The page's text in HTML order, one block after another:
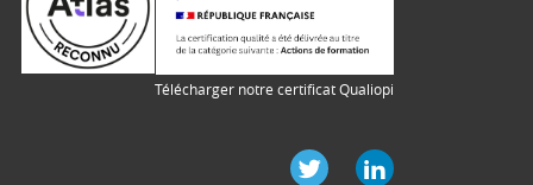
Télécharger notre certificat Qualiopi